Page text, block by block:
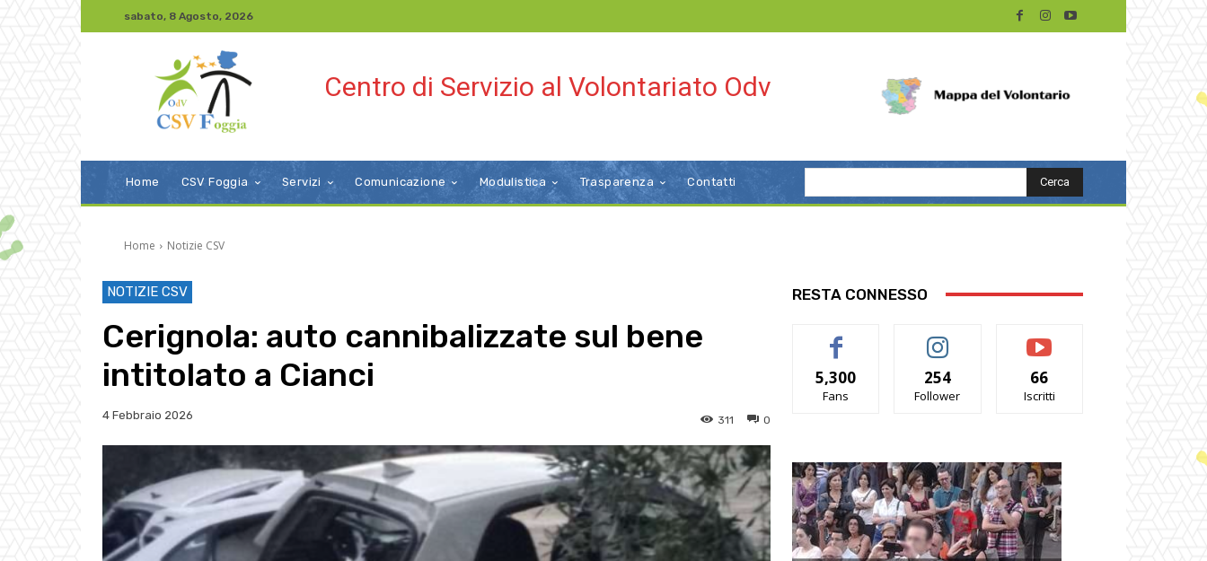
sabato, 8 Agosto, 2026
Centro di Servizio al Volontariato Odv
Home CSV Foggia Servizi Comunicazione Modulistica Trasparenza Contatti Cerca
Home Notizie CSV
NOTIZIE CSV
Cerignola: auto cannibalizzate sul bene
intitolato a Cianci
4 Febbraio 2026 0
311
RESTA CONNESSO
5,300
Fans
254
Follower
66
Iscritti